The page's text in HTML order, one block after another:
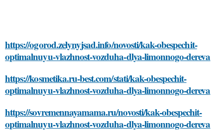
https://ogorod.zelynyjsad.info/novosti/kak-obespechit-
optimalnuyu-vlazhnost-vozduha-dlya-limonnogo-dereva
https://kosmetika.ru-best.com/stati/kak-obespechit-
optimalnuyu-vlazhnost-vozduha-dlya-limonnogo-dereva
https://sovremennayamama.ru/novosti/kak-obespechit-
optimalnuyu-vlazhnost-vozduha-dlya-limonnogo-dereva